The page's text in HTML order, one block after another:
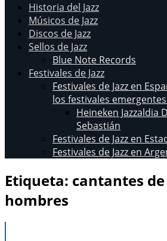
Historia del Jazz
Músicos de Jazz
Discos de Jazz
Sellos de Jazz
Blue Note Records
Festivales de Jazz
Festivales de Jazz en
los festivales
Heineken Jazzaldia
Sebastián
Festivales de Jazz en
Festivales de Jazz en
Etiqueta: cantantes
hombres